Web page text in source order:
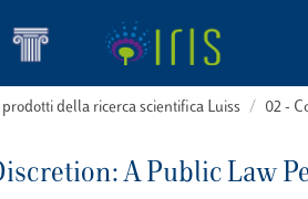
della ricerca scientifica Luiss 02 -
A Public Law